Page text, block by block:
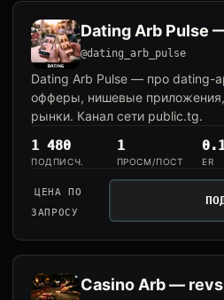
Dating Arb Pulse
@dating_arb_pulse
Dating Arb Pulse — про dating-
офферы, нишевые приложения,
рынки. Канал сети public.tg.
1 480
ПОДПИСЧ.
1
ПРОСМ/ПОСТ ER
ЦЕНА ПО
ЗАПРОСУ
Casino Arb —